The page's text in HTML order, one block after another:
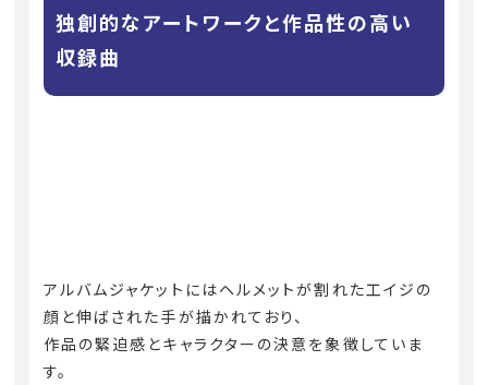
独創的なアートワークと作品性の高い
収録曲
アルバムジャケットにはヘルメットが割れた工イジの
顔と伸ばされた手が描かれており、
作品の緊迫感とキャラクターの決意を象徴していま
す。